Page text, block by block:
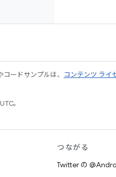
ードサンプルは、 コンテンツ ライ
。
つながる
Twitter の